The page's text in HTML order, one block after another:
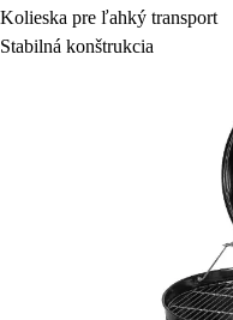
Kolieska pre ľahký transport
Stabilná konštrukcia